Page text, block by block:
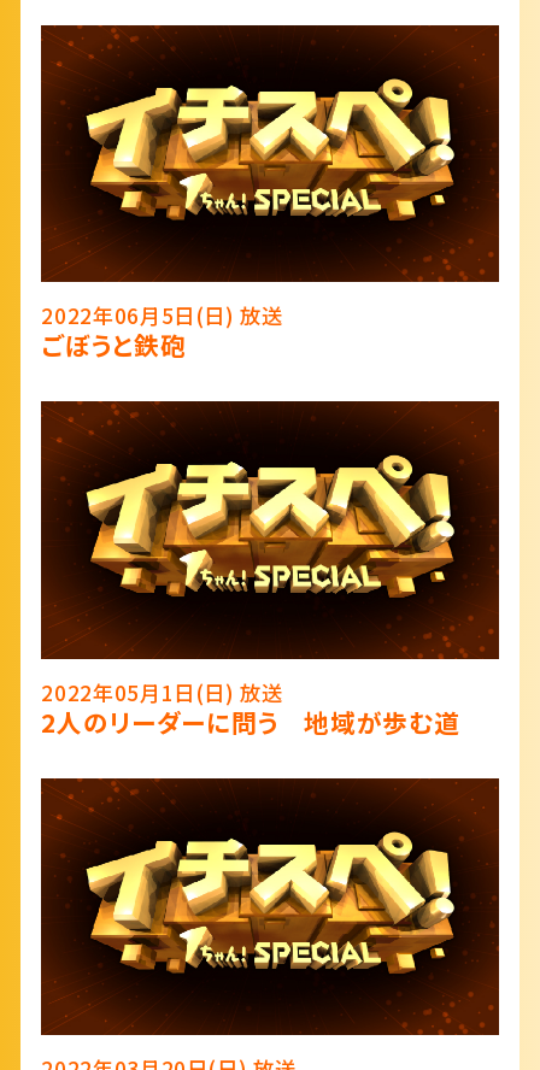
2022年06月5日(日) 放送
ごぼうと鉄砲
2022年05月1日(日) 放送
2人のリーダーに問う 地域が歩む道